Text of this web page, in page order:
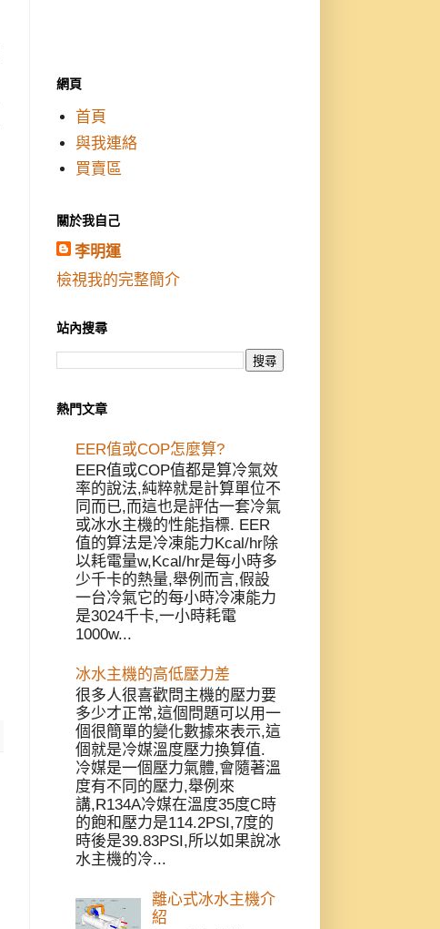
網頁
首頁
與我連絡
買賣區
關於我自己
李明運
檢視我的完整簡介
站內搜尋
熱門文章
EER值或COP怎麼算?
EER值或COP值都是算冷氣效
率的說法,純粹就是計算單位不
同而已,而這也是評估一套冷氣
或冰水主機的性能指標. EER
值的算法是冷凍能力Kcal/hr除
以耗電量w,Kcal/hr是每小時多
少千卡的熱量,舉例而言,假設
一台冷氣它的每小時冷凍能力
是3024千卡,一小時耗電
1000w...
冰水主機的高低壓力差
很多人很喜歡問主機的壓力要
多少才正常,這個問題可以用一
個很簡單的變化數據來表示,這
個就是冷媒溫度壓力換算值.
冷媒是一個壓力氣體,會隨著溫
度有不同的壓力,舉例來
講,R134A冷媒在溫度35度C時
的飽和壓力是114.2PSI,7度的
時後是39.83PSI,所以如果說冰
水主機的冷...
離心式冰水主機介
紹